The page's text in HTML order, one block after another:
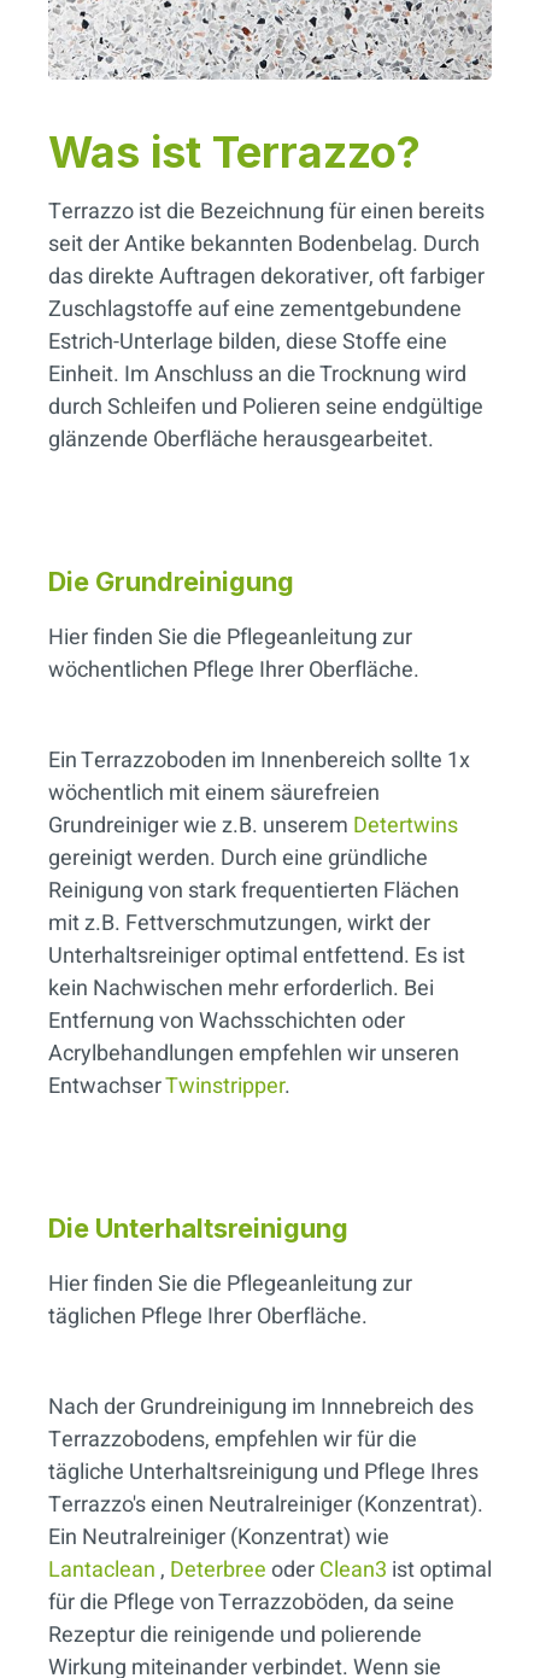
Was ist Terrazzo?
Terrazzo ist die Bezeichnung für einen bereits
seit der Antike bekannten Bodenbelag. Durch
das direkte Auftragen dekorativer, oft farbiger
Zuschlagstoffe auf eine zementgebundene
Estrich-Unterlage bilden, diese Stoffe eine
Einheit. Im Anschluss an die Trocknung wird
durch Schleifen und Polieren seine endgültige
glänzende Oberfläche herausgearbeitet.
Die Grundreinigung
Hier finden Sie die Pflegeanleitung zur
wöchentlichen Pflege Ihrer Oberfläche.
Ein Terrazzoboden im Innenbereich sollte 1x
wöchentlich mit einem säurefreien
Grundreiniger wie z.B. unserem Detertwins
gereinigt werden. Durch eine gründliche
Reinigung von stark frequentierten Flächen
mit z.B. Fettverschmutzungen, wirkt der
Unterhaltsreiniger optimal entfettend. Es ist
kein Nachwischen mehr erforderlich. Bei
Entfernung von Wachsschichten oder
Acrylbehandlungen empfehlen wir unseren
EntwachserTwinstripper.
Die Unterhaltsreinigung
Hier finden Sie die Pflegeanleitung zur
täglichen Pflege Ihrer Oberfläche.
Nach der Grundreinigung im Innnebreich des
Terrazzobodens, empfehlen wir für die
tägliche Unterhaltsreinigung und Pflege Ihres
Terrazzo's einen Neutralreiniger (Konzentrat).
Ein Neutralreiniger (Konzentrat) wie
Lantaclean, DeterbreeoderClean3 ist optimal
für die Pflege von Terrazzoböden, da seine
Rezeptur die reinigende und polierende
Wirkung miteinander verbindet. Wenn sie